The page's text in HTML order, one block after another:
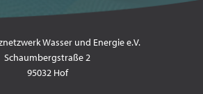
Wasser und Energie e.V.
Schaumbergstraße 2
95032 Hof